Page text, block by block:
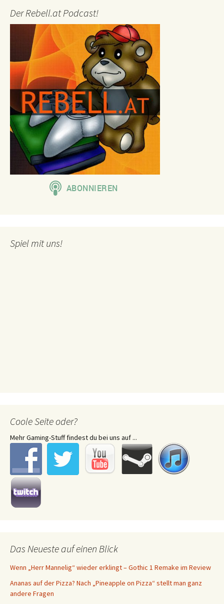
Der Rebell.at Podcast!
Spiel mit uns!
Coole Seite oder?
Mehr Gaming-Stuff findest du bei uns auf ...
Das Neueste auf einen Blick
Wenn „Herr Mannelig“ wieder erklingt – Gothic 1 Remake im Review
Ananas auf der Pizza? Nach „Pineapple on Pizza“ stellt man ganz
andere Fragen